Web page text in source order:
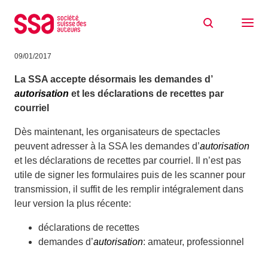
courriel
09/01/2017
La SSA accepte désormais les demandes d’
autorisation et les déclarations de recettes par
courriel
Dès maintenant, les organisateurs de spectacles
peuvent adresser à la SSA les demandes d’autorisation
et les déclarations de recettes par courriel. Il n’est pas
utile de signer les formulaires puis de les scanner pour
transmission, il suffit de les remplir intégralement dans
leur version la plus récente:
déclarations de recettes
demandes d’autorisation: amateur, professionnel